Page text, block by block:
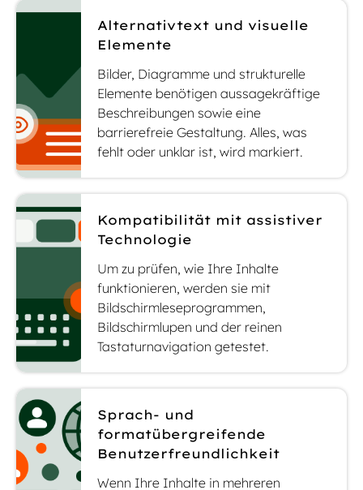
Alternativtext und visuelle
Elemente
Bilder, Diagramme und strukturelle
Elemente benötigen aussagekräftige
Beschreibungen sowie eine
barrierefreie Gestaltung. Alles, was
fehlt oder unklar ist, wird markiert.
Kompatibilität mit assistiver
Technologie
Um zu prüfen, wie Ihre Inhalte
funktionieren, werden sie mit
Bildschirmleseprogrammen,
Bildschirmlupen und der reinen
Tastaturnavigation getestet.
Sprach- und
formatübergreifende
Benutzerfreundlichkeit
Wenn Ihre Inhalte in mehreren